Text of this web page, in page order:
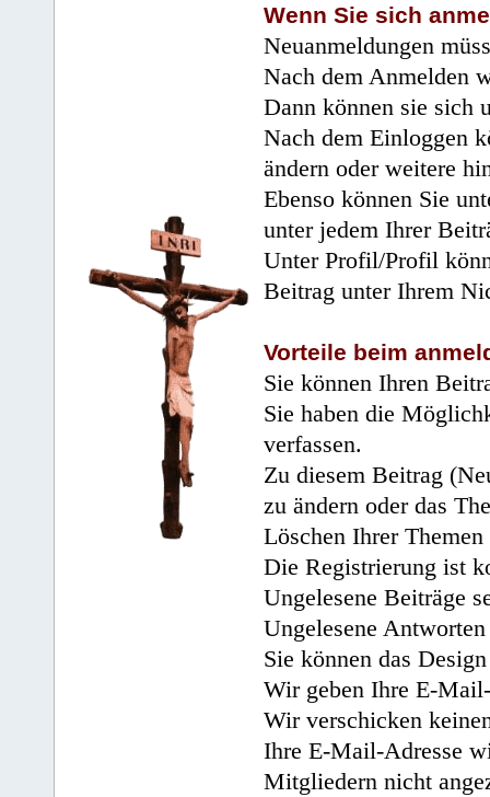
Wenn Sie sich
Neuanmeldungen
Nach dem Anmelden
Dann können sie sich
Nach dem Einloggen
ändern oder weitere
Ebenso können Sie
unter jedem Ihrer
Unter Profil/Profil
Beitrag unter Ihrem
Vorteile beim
Sie können Ihren
Sie haben die
verfassen.
Zu diesem Beitrag
zu ändern oder das
Löschen Ihrer
Die Registrierung ist
Ungelesene Beiträge
Ungelesene
Sie können das
Wir geben Ihre E-
Wir verschicken
Ihre E-Mail-Adresse
Mitgliedern nicht